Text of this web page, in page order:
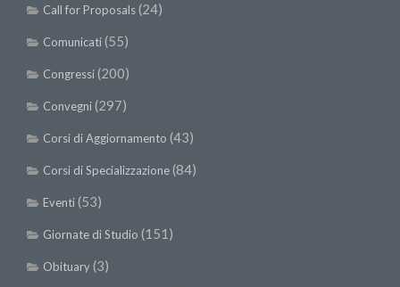
Call for Proposals(24)
Comunicati(55)
Congressi(200)
Convegni(297)
Corsi di Aggiornamento (43)
Corsi di Specializzazione(84)
Eventi(53)
Giornate di Studio (151)
Obituary(3)